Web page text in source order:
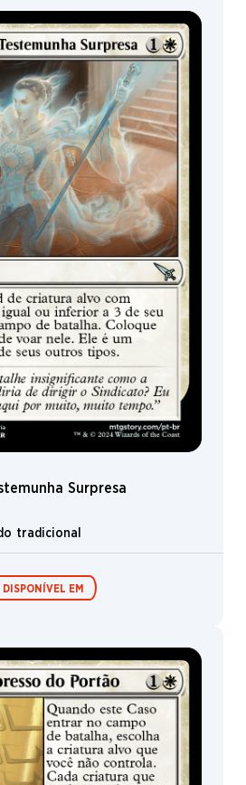
de
/
de
Pacotes de Pré-
lançamento
Surpresa
tradicional
DISPONÍVEL EM
de
/
Pacotes de Pré-
lançamento